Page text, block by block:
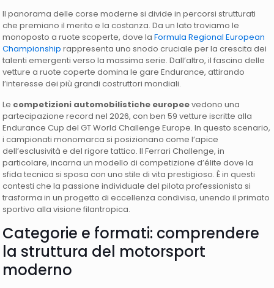
Il panorama delle corse moderne si divide in percorsi strutturati
che premiano il merito e la costanza. Da un lato troviamo le
monoposto a ruote scoperte, dove laFormula Regional European
Championship rappresenta uno snodo cruciale per la crescita dei
talenti emergenti verso la massima serie. Dall’altro, il fascino delle
vetture a ruote coperte domina le gare Endurance, attirando
l’interesse dei più grandi costruttori mondiali.
Le competizioni automobilistiche europeevedono una
partecipazione record nel 2026, con ben 59 vetture iscritte alla
Endurance Cup del GT World Challenge Europe. In questo scenario,
i campionati monomarca si posizionano come l’apice
dell’esclusività e del rigore tattico. Il Ferrari Challenge, in
particolare, incarna un modello di competizione d’élite dove la
sfida tecnica si sposa con uno stile di vita prestigioso. È in questi
contesti che la passione individuale del pilota professionista si
trasforma in un progetto di eccellenza condivisa, unendo il primato
sportivo alla visione filantropica.
Categorie e formati: comprendere
la struttura del motorsport
moderno